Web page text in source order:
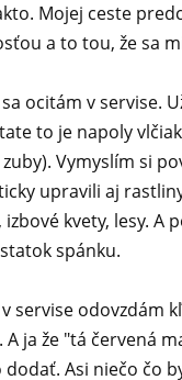
Mojej ceste
a to tou, že sa
ocitám v servise.
to je napoly
Vymyslím si
upravili aj
izbové kvety, lesy.
spánku.
servise odovzdám
A ja že "tá červená
dodať. Asi niečo čo